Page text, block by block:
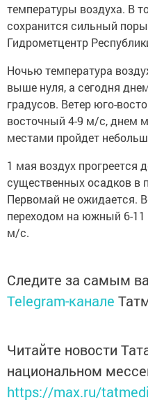
температуры воздуха. В
сохранится сильный
Гидрометцентр
Ночью температура
выше нуля, а сегодня
градусов. Ветер юго-
восточный 4-9 м/с, днем
местами пройдет
1 мая воздух прогреется
существенных осадков в
Первомай не ожидается.
переходом на южный 6-
м/с.
Следите за самым
Telegram-канале
Читайте новости
национальном
https://max.ru/